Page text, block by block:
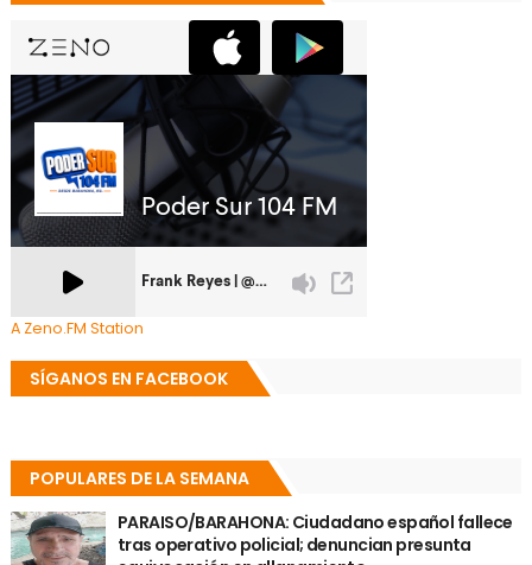
A Zeno.FM Station
SÍGANOS EN FACEBOOK
POPULARES DE LA SEMANA
PARAISO/BARAHONA: Ciudadano español fallece
tras operativo policial; denuncian presunta